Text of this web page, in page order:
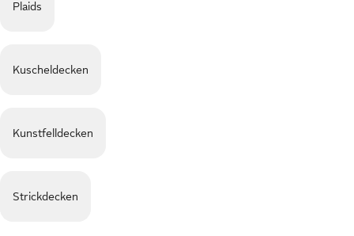
Plaids
Kuscheldecken
Kunstfelldecken
Strickdecken